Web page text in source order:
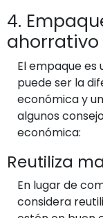
4.
ahorrativo
El empaque es
puede ser la
económica y
algunos
económica:
Reutiliza
En lugar de
considera